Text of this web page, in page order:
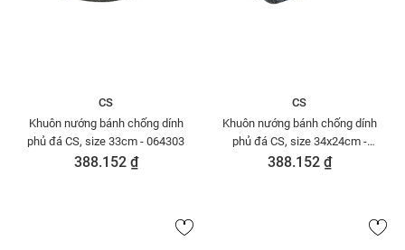
CS
Khuôn nướng bánh chống dính
phủ đá CS, size 33cm - 064303
388.152 ₫
CS
Khuôn nướng bánh chống dính
phủ đá CS, size 34x24cm -
064341
388.152 ₫